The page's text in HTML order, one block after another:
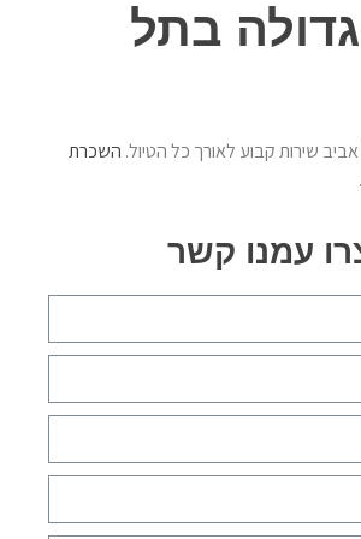
גדולה בתל
שירות קבוע לאורך כל הטיול. השכרת
עמנו קשר